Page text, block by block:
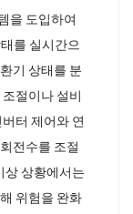
을 도입하여
를 실시간으
기 상태를 분
절이나 설비
터 제어와 연
전수를 조절
상 상황에서는
위험을 완화